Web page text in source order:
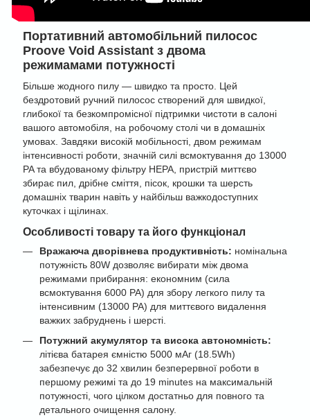
Портативний автомобільний пилосос
Proove Void Assistant з двома
режимамами потужності
Більше жодного пилу — швидко та просто. Цей
бездротовий ручний пилосос створений для швидкої,
глибокої та безкомпромісної підтримки чистоти в салоні
вашого автомобіля, на робочому столі чи в домашніх
умовах. Завдяки високій мобільності, двом режимам
інтенсивності роботи, значній силі всмоктування до 13000
PA та вбудованому фільтру HEPA, пристрій миттєво
збирає пил, дрібне сміття, пісок, крошки та шерсть
домашніх тварин навіть у найбільш важкодоступних
куточках і щілинах.
Особливості товару та його функціонал
Вражаюча дворівнева продуктивність: номінальна
потужність 80W дозволяє вибирати між двома
режимами прибирання: економним (сила
всмоктування 6000 PA) для збору легкого пилу та
інтенсивним (13000 PA) для миттєвого видалення
важких забруднень і шерсті.
Потужний акумулятор та висока автономність:
літієва батарея ємністю 5000 мАг (18.5Wh)
забезпечує до 32 хвилин безперервної роботи в
першому режимі та до 19 minutes на максимальній
потужності, чого цілком достатньо для повного та
детального очищення салону.